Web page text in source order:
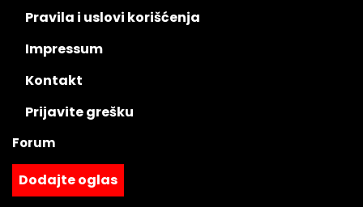
Pravila i uslovi korišćenja
Impressum
Kontakt
Prijavite grešku
Forum
Dodajte oglas